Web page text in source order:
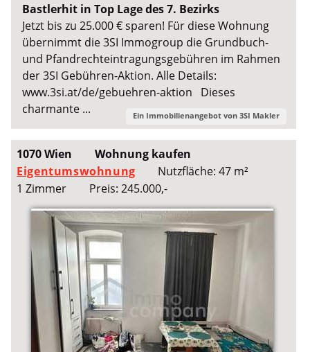
Bastlerhit in Top Lage des 7. Bezirks
Jetzt bis zu 25.000 € sparen! Für diese Wohnung
übernimmt die 3SI Immogroup die Grundbuch-
und Pfandrechteintragungsgebühren im Rahmen
der 3SI Gebühren-Aktion. Alle Details:
www.3si.at/de/gebuehren-aktion Dieses
charmante ...
Ein Immobilienangebot von 3SI Makler
1070 Wien
Wohnung kaufen
Eigentumswohnung
Nutzfläche: 47 m²
1 Zimmer
Preis: 245.000,-